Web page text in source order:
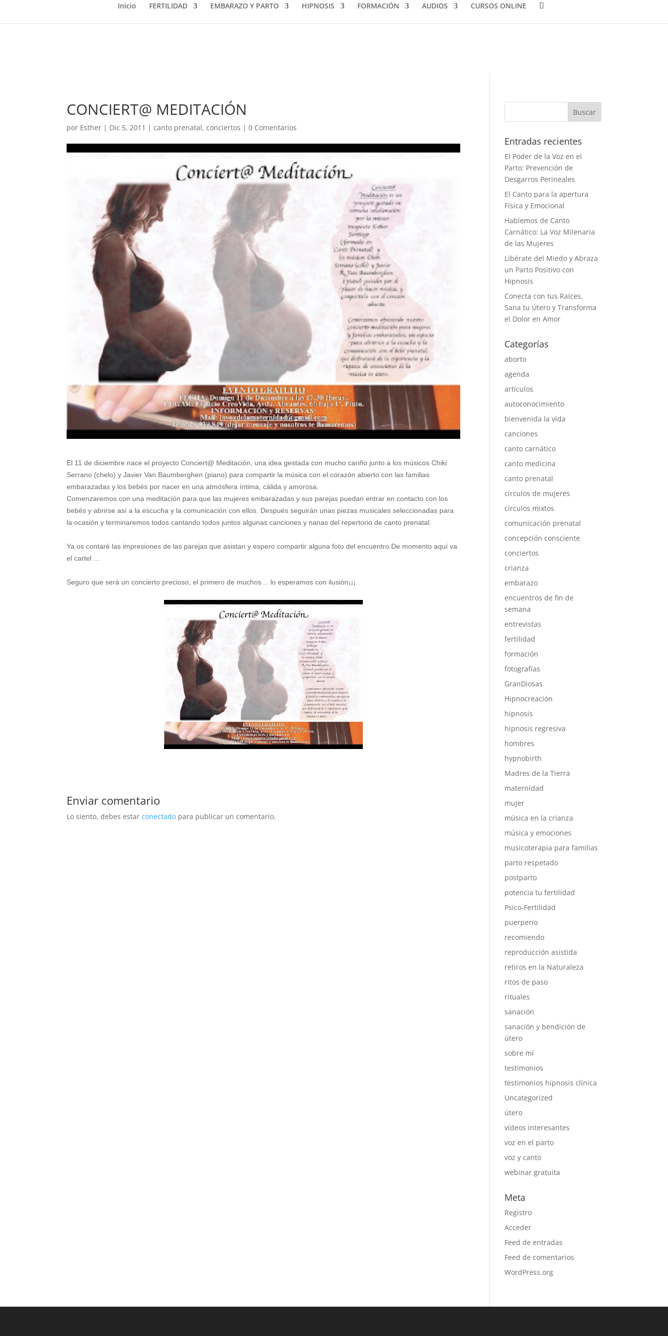
Inicio FERTILIDAD EMBARAZO Y PARTO HIPNOSIS FORMACIÓN AUDIOS CURSOS ONLINE
CONCIERT@ MEDITACIÓN
por Esther | Dic 5, 2011 |canto prenatal,conciertos |0 Comentarios
El 11 de diciembre nace el proyecto Conciert@ Meditación, una idea gestada con mucho cariño junto a los músicos Chiki
Serrano (chelo) y Javier Van Baumberghen (piano) para compartir la música con el corazón abierto con las familias
embarazadas y los bebés por nacer en una atmósfera íntima, cálida y amorosa.
Comenzaremos con una meditación para que las mujeres embarazadas y sus parejas puedan entrar en contacto con los
bebés y abrirse así a la escucha y la comunicación con ellos. Después seguirán unas piezas musicales seleccionadas para
la ocasión y terminaremos todos cantando todos juntos algunas canciones y nanas del repertorio de canto prenatal.
Ya os contaré las impresiones de las parejas que asistan y espero compartir alguna foto del encuentro.De momento aquí va
el cartel …
Seguro que será un concierto precioso, el primero de muchos… lo esperamos con ilusión¡¡¡
Enviar comentario
Lo siento, debes estarconectado para publicar un comentario.
Entradas recientes
El Poder de la Voz en el
Parto: Prevención de
Desgarros Perineales
El Canto para la apertura
Física y Emocional
Hablemos de Canto
Carnático: La Voz Milenaria
de las Mujeres
Libérate del Miedo y Abraza
un Parto Positivo con
Hipnosis
Conecta con tus Raíces,
Sana tu Útero y Transforma
el Dolor en Amor
Categorías
aborto
agenda
artículos
autoconocimiento
bienvenida la vida
canciones
canto carnático
canto medicina
canto prenatal
círculos de mujeres
círculos mixtos
comunicación prenatal
concepción consciente
conciertos
crianza
embarazo
encuentros de fin de
semana
entrevistas
fertilidad
formación
fotografías
GranDiosas
Hipnocreación
hipnosis
hipnosis regresiva
hombres
hypnobirth
Madres de la Tierra
maternidad
mujer
música en la crianza
música y emociones
musicoterapia para familias
parto respetado
postparto
potencia tu fertilidad
Psico-Fertilidad
puerperio
recomiendo
reproducción asistida
retiros en la Naturaleza
ritos de paso
rituales
sanación
sanación y bendición de
útero
sobre mí
testimonios
testimonios hipnosis clínica
Uncategorized
útero
vídeos interesantes
voz en el parto
voz y canto
webinar gratuita
Meta
Registro
Acceder
Feed de entradas
Feed de comentarios
WordPress.org